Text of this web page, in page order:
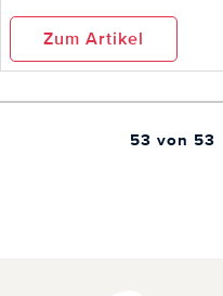
Zum Artikel
53 von 53